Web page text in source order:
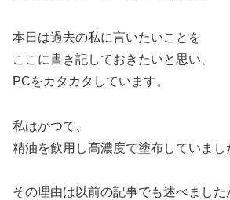
本日は過去の私に言いたいことを
ここに書き記しておきたいと思い、
PCをカタカタしています。
私はかつて、
精油を飲用し高濃度で塗布していまし
その理由は以前の記事でも述べました